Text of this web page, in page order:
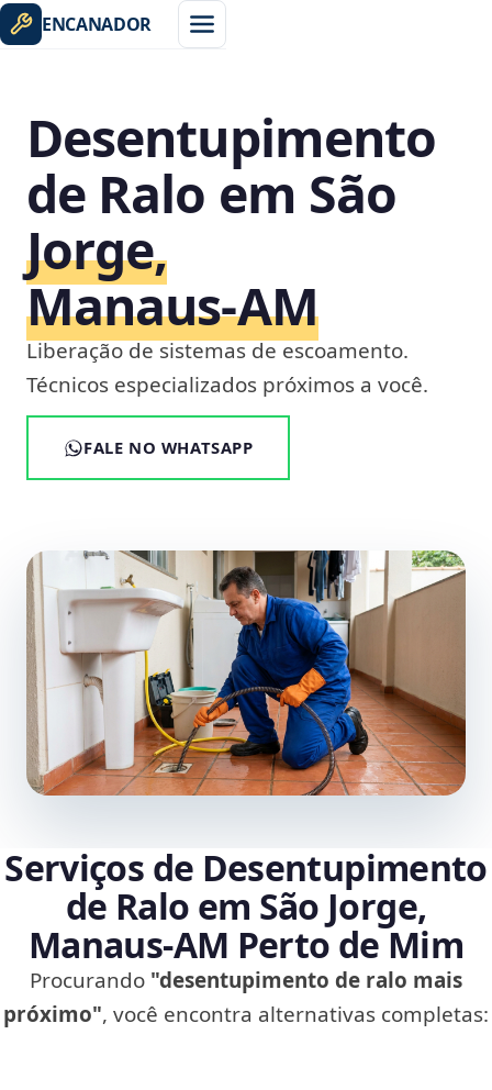
ENCANADOR
Desentupimento
de Ralo em São
Jorge,
Manaus‑AM
Liberação de sistemas de escoamento.
Técnicos especializados próximos a você.
FALE NO WHATSAPP
Serviços de Desentupimento
de Ralo em São Jorge,
Manaus‑AM Perto de Mim
Procurando "desentupimento de ralo mais
próximo", você encontra alternativas completas: